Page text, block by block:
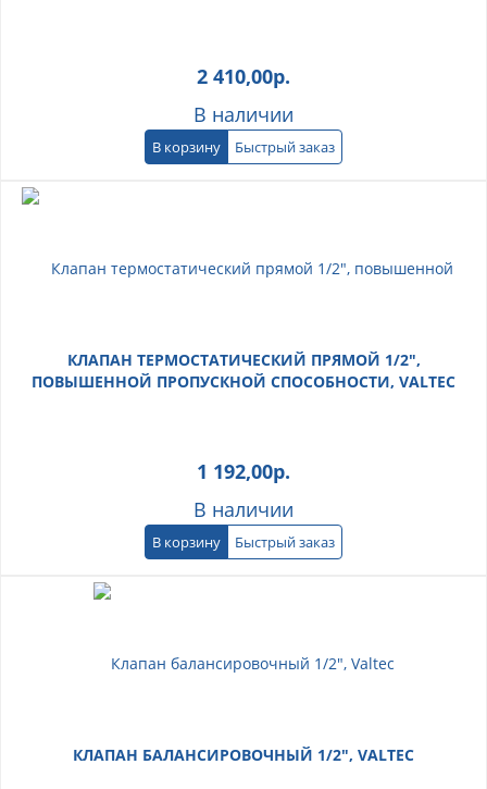
2 410,00р.
В наличии
В корзину Быстрый заказ
КЛАПАН ТЕРМОСТАТИЧЕСКИЙ ПРЯМОЙ 1/2",
ПОВЫШЕННОЙ ПРОПУСКНОЙ СПОСОБНОСТИ, VALTEC
1 192,00р.
В наличии
В корзину Быстрый заказ
КЛАПАН БАЛАНСИРОВОЧНЫЙ 1/2", VALTEC